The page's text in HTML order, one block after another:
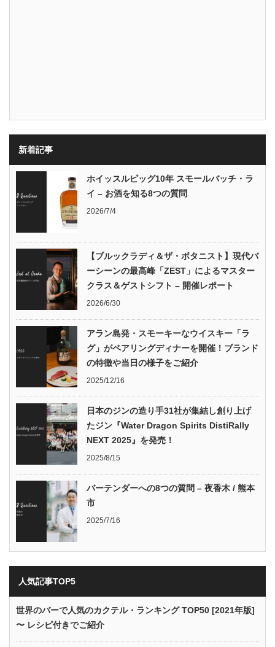
新着記事
ホイッスルピッグ10年 スモールバッチ・ラ
イ – お酒を知る8つの質問
2026/7/4
【ブルックラディ＆ザ・ボタニスト】現代バ
ーシーンの最高峰「ZEST」によるマスター
クラス＆ゲストシフト – 開催レポート
2026/6/30
アラン島発・スモーキーなウイスキー「ラ
グ」がペアリングディナーを開催！ブランド
の特徴や当日の様子をご紹介
2025/12/16
日本のジンの造り手31社が集結し創り上げ
たジン『Water Dragon Spirits DistiRally
NEXT 2025』を発売！
2025/8/15
バーテンダーへの8つの質問 – 夜香木 / 熊本
市
2025/7/16
人気記事TOP5
世界のバーで人気のカクテル・ランキング TOP50 [2021年版]
〜 レシピ付きでご紹介